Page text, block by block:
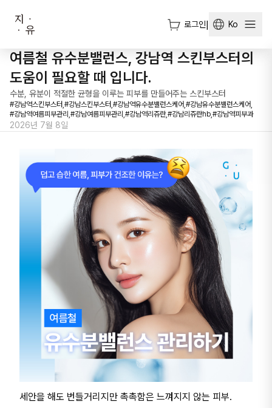
로그인 Ko
여름철 유수분밸런스, 강남역 스킨부스터의
도움이 필요할 때 입니다.
수분, 유분이 적절한 균형을 이루는 피부를 만들어주는 스킨부스터
#강남역스킨부스터, #강남스킨부스터, #강남역유수분밸런스케어, #강남유수분밸런스케어,
#강남역여름피부관리, #강남여름피부관리, #강남역리쥬란,#강남리쥬란hb, #강남역피부과
2026년 7월 8일
세안을 해도 번들거리지만 촉촉함은 느껴지지 않는 피부.